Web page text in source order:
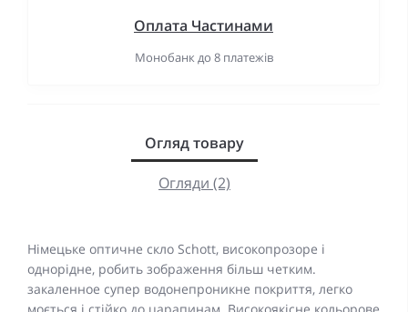
Оплата Частинами
Монобанк до 8 платежів
Огляд товару
Огляди (2)
Німецьке оптичне скло Schott, високопрозоре і
однорідне, робить зображення більш четким.
закаленное супер водонепроникне покриття, легко